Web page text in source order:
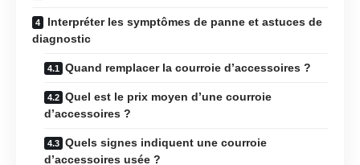
Interpréter les symptômes de panne et astuces de
diagnostic
Quand remplacer la courroie d’accessoires ?
Quel est le prix moyen d’une courroie
d’accessoires ?
Quels signes indiquent une courroie
d’accessoires usée ?